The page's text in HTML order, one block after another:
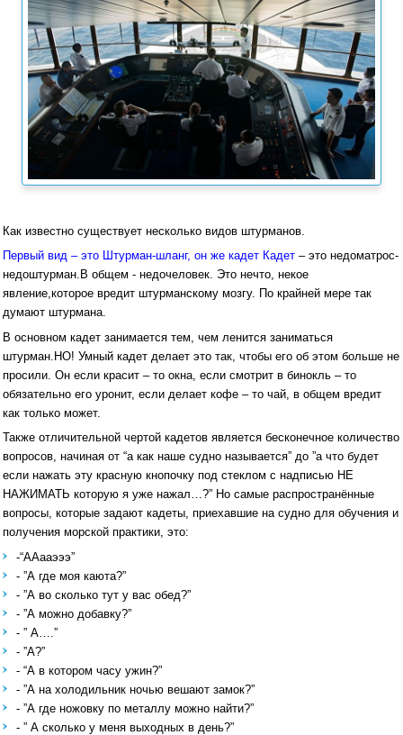
Как известно существует несколько видов штурманов.
Первый вид – это Штурман-шланг, он же кадет Кадет – это недоматрос-
недоштурман.В общем - недочеловек. Это нечто, некое
явление,которое вредит штурманскому мозгу. По крайней мере так
думают штурмана.
В основном кадет занимается тем, чем ленится заниматься
штурман.НО! Умный кадет делает это так, чтобы его об этом больше не
просили. Он если красит – то окна, если смотрит в бинокль – то
обязательно его уронит, если делает кофе – то чай, в общем вредит
как только может.
Также отличительной чертой кадетов является бесконечное количество
вопросов, начиная от “а как наше судно называется” до ”а что будет
если нажать эту красную кнопочку под стеклом с надписью НЕ
НАЖИМАТЬ которую я уже нажал…?” Но самые распространённые
вопросы, которые задают кадеты, приехавшие на судно для обучения и
получения морской практики, это:
-“ААааэээ”
- ”А где моя каюта?”
- ”А во сколько тут у вас обед?”
- ”А можно добавку?”
- ” А….”
- ”А?”
- “А в котором часу ужин?”
- ”А на холодильник ночью вешают замок?”
- ”А где ножовку по металлу можно найти?”
- ” А сколько у меня выходных в день?”